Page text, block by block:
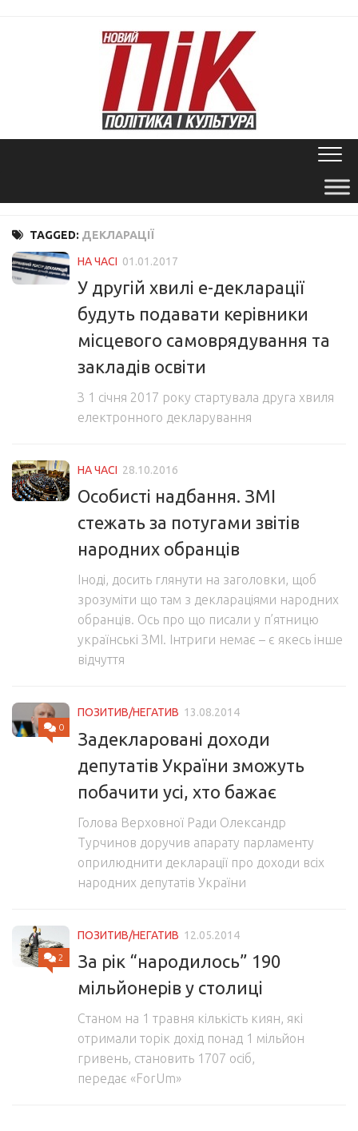
TAGGED: ДЕКЛАРАЦІЇ
НА ЧАСІ 01.01.2017
У другій хвилі е-декларації
будуть подавати керівники
місцевого самоврядування та
закладів освіти
З 1 січня 2017 року стартувала друга хвиля
електронного декларування
НА ЧАСІ 28.10.2016
Особисті надбання. ЗМІ
стежать за потугами звітів
народних обранців
Іноді, досить глянути на заголовки, щоб
зрозуміти що там з деклараціями народних
обранців. Ось про що писали у п’ятницю
українські ЗМІ. Інтриги немає – є якесь інше
відчуття
0
ПОЗИТИВ/НЕГАТИВ 13.08.2014
Задекларовані доходи
депутатів України зможуть
побачити усі, хто бажає
Голова Верховної Ради Олександр
Турчинов доручив апарату парламенту
оприлюднити декларації про доходи всіх
народних депутатів України
2
ПОЗИТИВ/НЕГАТИВ 12.05.2014
За рік “народилось” 190
мільйонерів у столиці
Станом на 1 травня кількість киян, які
отримали торік дохід понад 1 мільйон
гривень, становить 1707 осіб,
передає «ForUm»